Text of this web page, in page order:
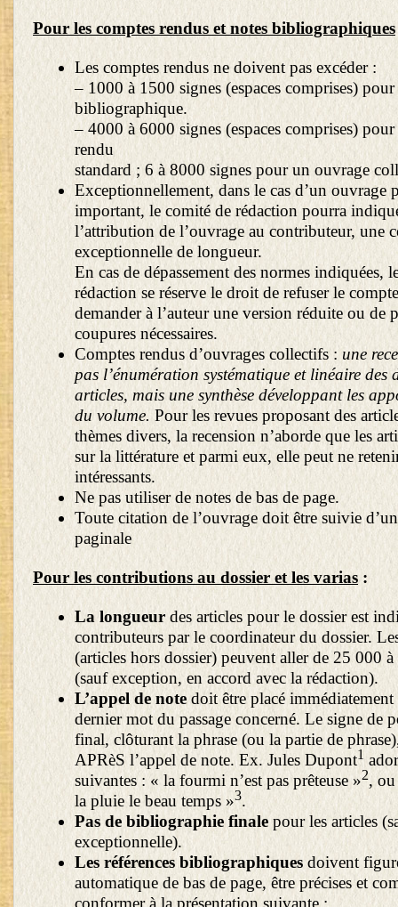
Pour les comptes rendus et notes bibliographiques
Les comptes rendus ne doivent pas excéder :
– 1000 à 1500 signes (espaces comprises)
bibliographique.
– 4000 à 6000 signes (espaces comprises)
rendu
standard ; 6 à 8000 signes pour un ouvrage
Exceptionnellement, dans le cas d’un ouvrage
important, le comité de rédaction pourra
l’attribution de l’ouvrage au contributeur, une
exceptionnelle de longueur.
En cas de dépassement des normes indiquées,
rédaction se réserve le droit de refuser le
demander à l’auteur une version réduite ou de
coupures nécessaires.
Comptes rendus d’ouvrages collectifs : une
pas l’énumération systématique et linéaire des
articles, mais une synthèse développant les
du volume. Pour les revues proposant des
thèmes divers, la recension n’aborde que les
sur la littérature et parmi eux, elle peut ne
intéressants.
Ne pas utiliser de notes de bas de page.
Toute citation de l’ouvrage doit être suivie
paginale
Pour les contributions au dossier et les varias:
La longueurdes articles pour le dossier est
contributeurs par le coordinateur du dossier.
(articles hors dossier) peuvent aller de 25 000
(sauf exception, en accord avec la rédaction).
L’appel de note doit être placé
dernier mot du passage concerné. Le signe de
final, clôturant la phrase (ou la partie de
APRèS l’appel de note. Ex. Jules Dupont1
suivantes : « la fourmi n’est pas prêteuse »2, ou
la pluie le beau temps »3.
Pas de bibliographie finalepour les articles
exceptionnelle).
Les références bibliographiquesdoivent
automatique de bas de page, être précises et
conformer à la présentation suivante :